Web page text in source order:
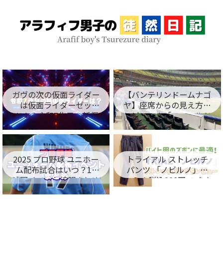
ガヴの次の仮面ライダー
は仮面ライダーゼッ
ツ！？令和7作目の新仮
面ライダー名が判明！
【バンテリンドームナゴ
ヤ】座席からの見え方を
レビュー！「フィールド
シート編」
2025 プロ野球 ユニホー
ム配布試合はいつ？12
球団イベント情報まとめ
トライアル ストレッチ
パンツ 「ノビルノ」口
コミ！税込998円でバイ
ト用のズボンに最適！